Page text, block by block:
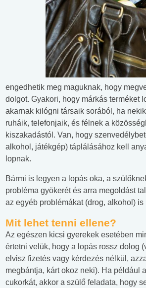
engedhetik meg maguknak, hogy
dolgot. Gyakori, hogy márkás terméket
akarnak kilógni társaik sorából, ha
ruháik, telefonjaik, és félnek a
kiszakadástól. Van, hogy
alkohol, játékgép) táplálásához kell
lopnak.
Bármi is legyen a lopás oka, a
probléma gyökerét és arra megoldást
az egyéb problémákat (drog, alkohol) is
Mit lehet tenni ellene?
Az egészen kicsi gyerekek esetében
értetni velük, hogy a lopás rossz dolog
elvisz fizetés vagy kérdezés nélkül,
megbántja, kárt okoz neki). Ha például
cukorkát, akkor a szülő feladata, hogy